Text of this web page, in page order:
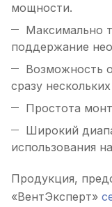
мощности.
Максимально
поддержание
Возможность
сразу
Простота
Широкий
использования
Продукция,
«ВентЭксперт»